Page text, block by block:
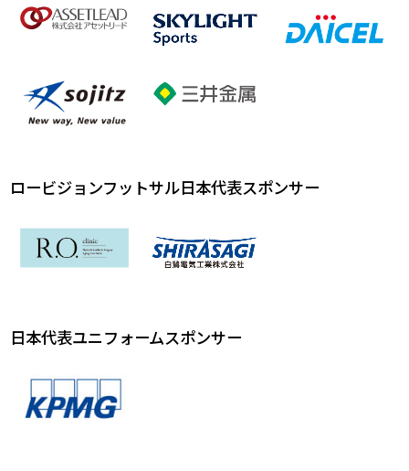
ロービジョンフットサル日本代表スポンサー
日本代表ユニフォームスポンサー